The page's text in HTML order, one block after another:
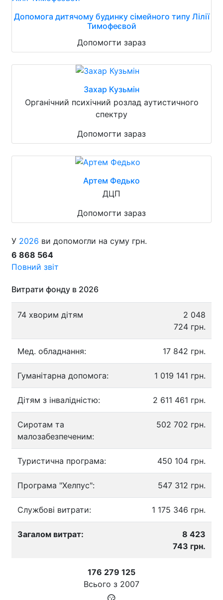
Допомога дитячому будинку сімейного типу Лілії
Тимофеєвой
Допомогти зараз
Захар Кузьмін
Органічний психічний розлад аутистичного
спектру
Допомогти зараз
Артем Федько
ДЦП
Допомогти зараз
У 2026 ви допомогли на суму грн.
6 868 564
Повний звіт
Витрати фонду в 2026
74 хворим дітям
2 048
724 грн.
Мед. обладнання: 17 842 грн.
Гуманітарна допомога: 1 019 141 грн.
Дітям з інвалідністю: 2 611 461 грн.
Сиротам та
малозабезпеченим:
502 702 грн.
Туристична програма: 450 104 грн.
Програма "Хелпус": 547 312 грн.
Службові витрати: 1 175 346 грн.
Загалом витрат:
8 423
743 грн.
176 279 125
Всього з 2007